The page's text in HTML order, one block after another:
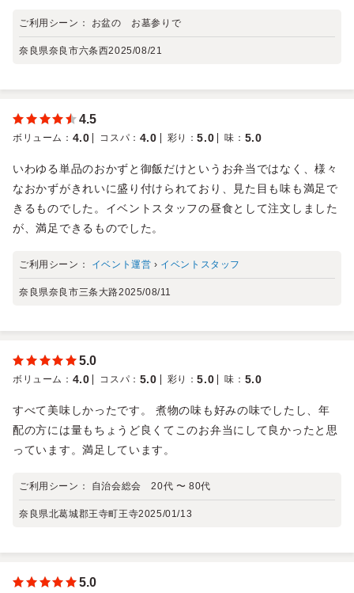
ご利用シーン： お盆の お墓参りで
奈良県奈良市六条西2025/08/21
4.5
ボリューム ： 4.0 コスパ ： 4.0 彩り ：5.0 味 ： 5.0
いわゆる単品のおかずと御飯だけというお弁当ではなく、様々
なおかずがきれいに盛り付けられており、見た目も味も満足で
きるものでした。イベントスタッフの昼食として注文しました
が、満足できるものでした。
ご利用シーン： イベント運営 › イベントスタッフ
奈良県奈良市三条大路2025/08/11
5.0
ボリューム ： 4.0 コスパ ： 5.0 彩り ：5.0 味 ： 5.0
すべて美味しかったです。 煮物の味も好みの味でしたし、年
配の方には量もちょうど良くてこのお弁当にして良かったと思
っています。満足しています。
ご利用シーン： 自治会総会 20代 〜 80代
奈良県北葛城郡王寺町王寺2025/01/13
5.0